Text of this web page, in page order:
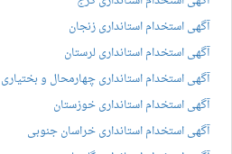
آگهی استخدام استانداری زنجان
آگهی استخدام استانداری لرستان
آگهی استخدام استانداری چهارمحال و بختیاری
آگهی استخدام استانداری خوزستان
آگهی استخدام استانداری خراسان جنوبی